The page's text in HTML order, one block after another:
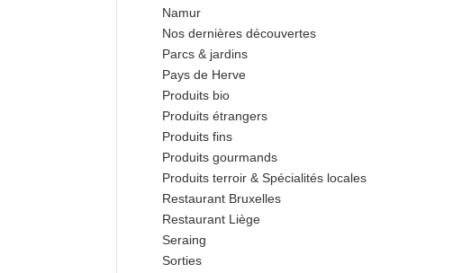
Namur
Nos dernières découvertes
Parcs & jardins
Pays de Herve
Produits bio
Produits étrangers
Produits fins
Produits gourmands
Produits terroir & Spécialités locales
Restaurant Bruxelles
Restaurant Liège
Seraing
Sorties